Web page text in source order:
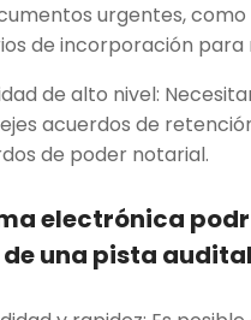
urgentes,
de incorporación para
de alto nivel:
acuerdos de
de poder notarial.
electrónica
una pista